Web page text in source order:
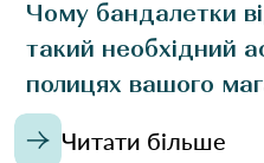
Чому бандалетки
такий необхідний
полицях вашого
Читати більше